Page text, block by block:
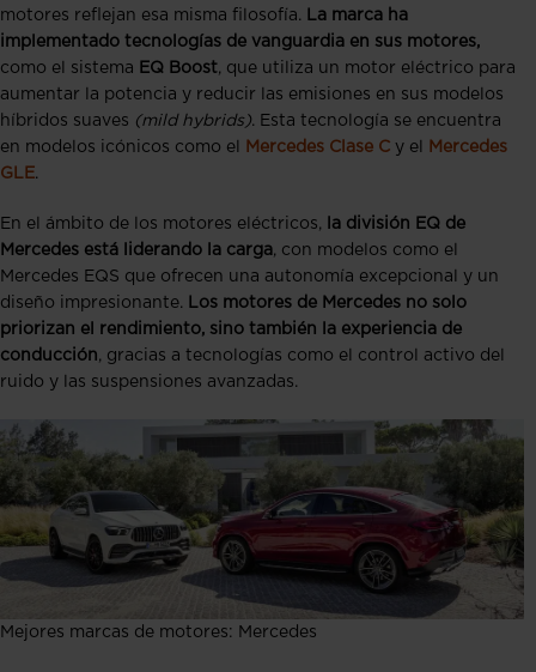
motores reflejan esa misma filosofía. La marca ha
implementado tecnologías de vanguardia en sus motores,
como el sistema EQ Boost, que utiliza un motor eléctrico para
aumentar la potencia y reducir las emisiones en sus modelos
híbridos suaves (mild hybrids). Esta tecnología se encuentra
en modelos icónicos como el
Mercedes Clase C y el
Mercedes
GLE.
En el ámbito de los motores eléctricos,
la división EQ de
Mercedes está liderando la carga, con modelos como el
Mercedes EQS que ofrecen una autonomía excepcional y un
diseño impresionante. Los motores de Mercedes no solo
priorizan el rendimiento, sino también la experiencia de
conducción, gracias a tecnologías como el control activo del
ruido y las suspensiones avanzadas.
Mejores marcas de motores: Mercedes